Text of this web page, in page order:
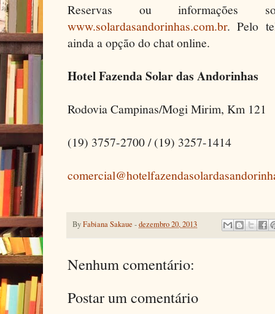
Reservas ou
www.solardasandorinhas.com.br. Pelo
ainda a opção do chat online.
Hotel Fazenda Solar das Andorinhas
Rodovia Campinas/Mogi Mirim, Km 121
(19) 3757-2700 / (19) 3257-1414
ByFabiana Sakaue -dezembro 20, 2013
Nenhum comentário:
Postar um comentário